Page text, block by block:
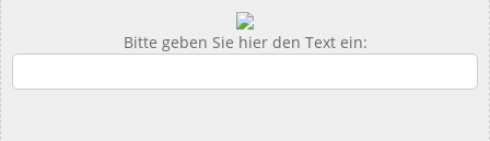
Bitte geben Sie hier den Text ein: